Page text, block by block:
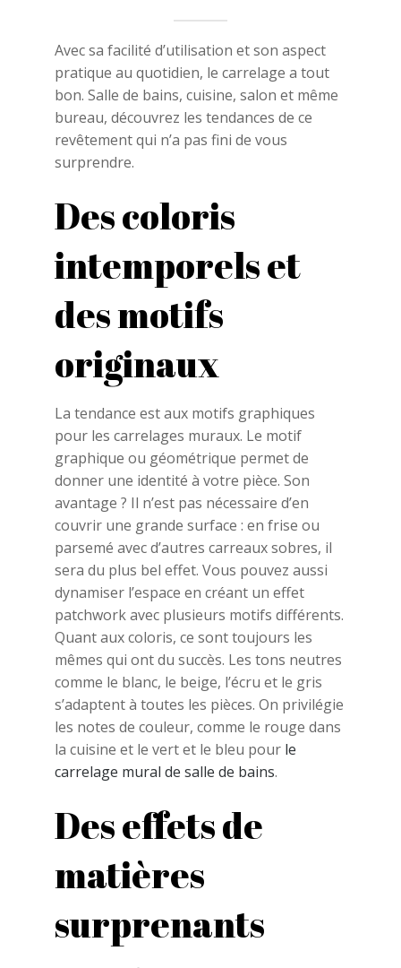
Avec sa facilité d’utilisation et son aspect
pratique au quotidien, le carrelage a tout
bon. Salle de bains, cuisine, salon et même
bureau, découvrez les tendances de ce
revêtement qui n’a pas fini de vous
surprendre.
Des coloris
intemporels et
des motifs
originaux
La tendance est aux motifs graphiques
pour les carrelages muraux. Le motif
graphique ou géométrique permet de
donner une identité à votre pièce. Son
avantage ? Il n’est pas nécessaire d’en
couvrir une grande surface : en frise ou
parsemé avec d’autres carreaux sobres, il
sera du plus bel effet. Vous pouvez aussi
dynamiser l’espace en créant un effet
patchwork avec plusieurs motifs différents.
Quant aux coloris, ce sont toujours les
mêmes qui ont du succès. Les tons neutres
comme le blanc, le beige, l’écru et le gris
s’adaptent à toutes les pièces. On privilégie
les notes de couleur, comme le rouge dans
la cuisine et le vert et le bleu pour le
carrelage mural de salle de bains.
Des effets de
matières
surprenants